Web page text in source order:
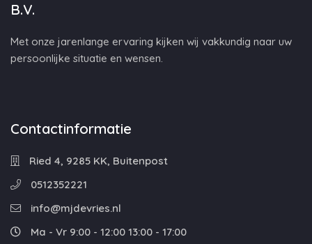
B.V.
Met onze jarenlange ervaring kijken wij vakkundig naar uw
persoonlijke situatie en wensen.
Contactinformatie
Ried 4, 9285 KK, Buitenpost
0512352221
info@mjdevries.nl
Ma - Vr 9:00 - 12:00 13:00 - 17:00